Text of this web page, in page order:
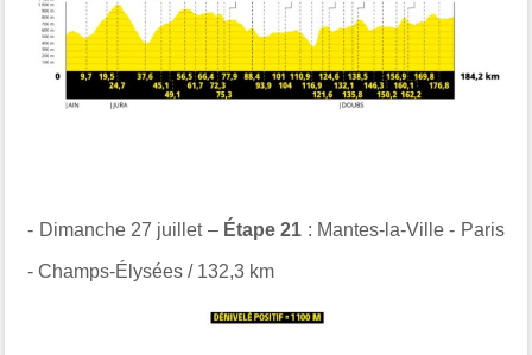
- Dimanche 27 juillet – Étape 21 : Mantes-la-Ville - Paris
- Champs-Élysées / 132,3 km